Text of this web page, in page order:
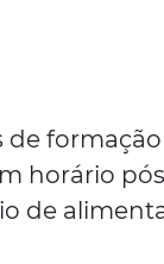
de
horário
de